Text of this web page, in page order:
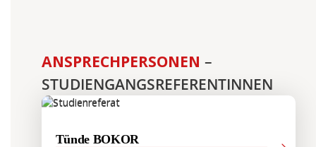
ANSPRECHPERSONEN –
STUDIENGANGSREFERENTINNEN
Tünde BOKOR